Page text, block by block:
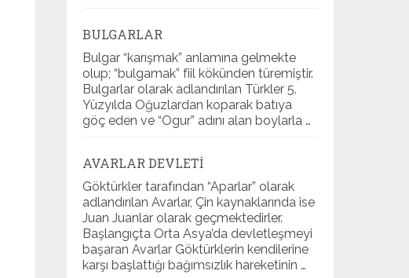
BULGARLAR
Bulgar “karışmak” anlamına gelmekte
olup; “bulgamak” fiil kökünden türemiştir.
Bulgarlar olarak adlandırılan Türkler 5.
Yüzyılda Oğuzlardan koparak batıya
göç eden ve “Ogur” adını alan boylarla …
AVARLAR DEVLETI
Göktürkler tarafından “Aparlar” olarak
adlandırılan Avarlar, Çin kaynaklarında ise
Juan Juanlar olarak geçmektedirler.
Başlangıçta Orta Asya’da devletleşmeyi
başaran Avarlar Göktürklerin kendilerine
karşı başlattığı bağımsızlık hareketinin …